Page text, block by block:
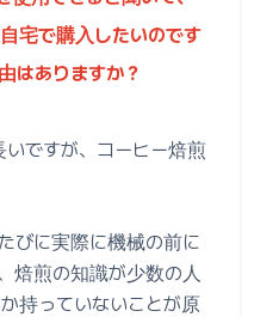
宅で購入したいのです
はありますか？
ですが、コーヒー焙煎
びに実際に機械の前に
焙煎の知識が少数の人
持っていないことが原